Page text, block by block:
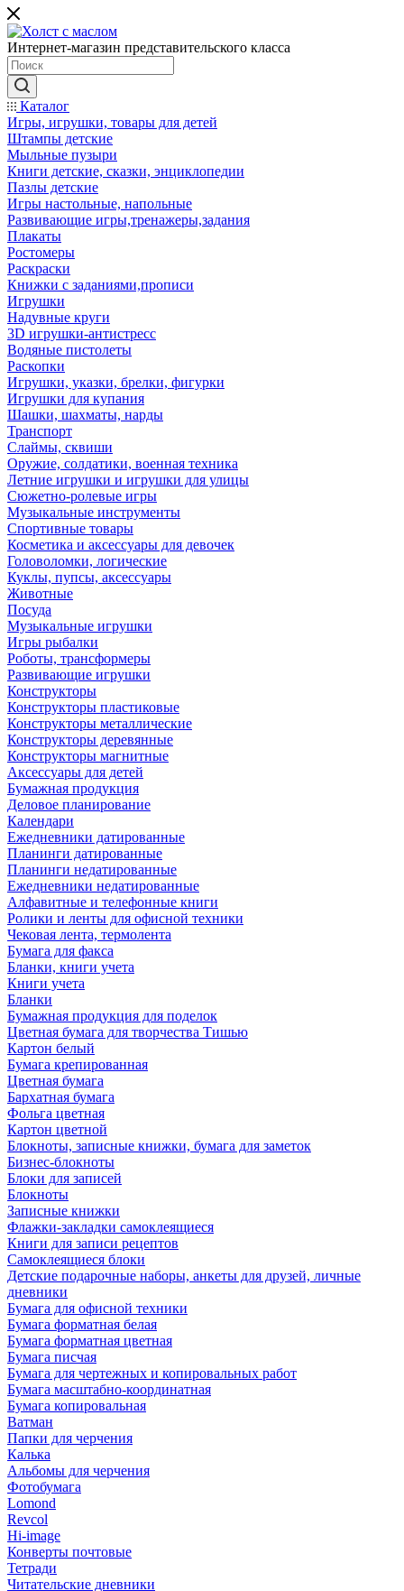
Интернет-магазин представительского класса
Каталог
Игры, игрушки, товары для детей
Штампы детские
Мыльные пузыри
Книги детские, сказки, энциклопедии
Пазлы детские
Игры настольные, напольные
Развивающие игры,тренажеры,задания
Плакаты
Ростомеры
Раскраски
Книжки с заданиями,прописи
Игрушки
Надувные круги
3D игрушки-антистресс
Водяные пистолеты
Раскопки
Игрушки, указки, брелки, фигурки
Игрушки для купания
Шашки, шахматы, нарды
Транспорт
Слаймы, сквиши
Оружие, солдатики, военная техника
Летние игрушки и игрушки для улицы
Сюжетно-ролевые игры
Музыкальные инструменты
Спортивные товары
Косметика и аксессуары для девочек
Головоломки, логические
Куклы, пупсы, аксессуары
Животные
Посуда
Музыкальные игрушки
Игры рыбалки
Роботы, трансформеры
Развивающие игрушки
Конструкторы
Конструкторы пластиковые
Конструкторы металлические
Конструкторы деревянные
Конструкторы магнитные
Аксессуары для детей
Бумажная продукция
Деловое планирование
Календари
Ежедневники датированные
Планинги датированные
Планинги недатированные
Ежедневники недатированные
Алфавитные и телефонные книги
Ролики и ленты для офисной техники
Чековая лента, термолента
Бумага для факса
Бланки, книги учета
Книги учета
Бланки
Бумажная продукция для поделок
Цветная бумага для творчества Тишью
Картон белый
Бумага крепированная
Цветная бумага
Бархатная бумага
Фольга цветная
Картон цветной
Блокноты, записные книжки, бумага для заметок
Бизнес-блокноты
Блоки для записей
Блокноты
Записные книжки
Флажки-закладки самоклеящиеся
Книги для записи рецептов
Самоклеящиеся блоки
Детские подарочные наборы, анкеты для друзей, личные
дневники
Бумага для офисной техники
Бумага форматная белая
Бумага форматная цветная
Бумага писчая
Бумага для чертежных и копировальных работ
Бумага масштабно-координатная
Бумага копировальная
Ватман
Папки для черчения
Калька
Альбомы для черчения
Фотобумага
Lomond
Revcol
Hi-image
Конверты почтовые
Тетради
Читательские дневники